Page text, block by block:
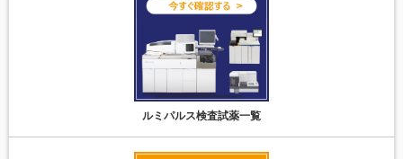
ルミパルス検査試薬一覧